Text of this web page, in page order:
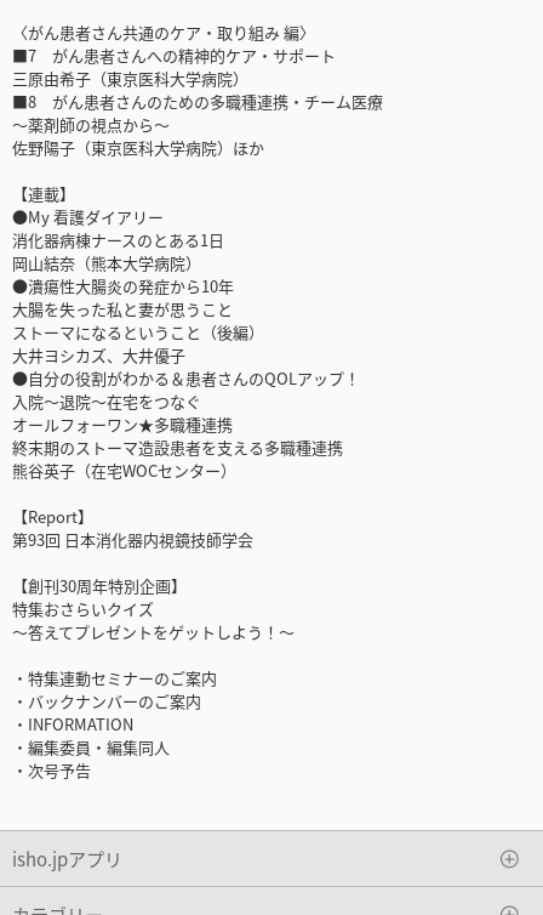
〈がん患者さん共通のケア・取り組み 編〉
■7 がん患者さんへの精神的ケア・サポート
三原由希子（東京医科大学病院）
■8 がん患者さんのための多職種連携・チーム医療
～薬剤師の視点から～
佐野陽子（東京医科大学病院）ほか
【連載】
●My 看護ダイアリー
消化器病棟ナースのとある1日
岡山結奈（熊本大学病院）
●潰瘍性大腸炎の発症から10年
大腸を失った私と妻が思うこと
ストーマになるということ（後編）
大井ヨシカズ、大井優子
●自分の役割がわかる＆患者さんのQOLアップ！
入院～退院～在宅をつなぐ
オールフォーワン★多職種連携
終末期のストーマ造設患者を支える多職種連携
熊谷英子（在宅WOCセンター）
【Report】
第93回 日本消化器内視鏡技師学会
【創刊30周年特別企画】
特集おさらいクイズ
～答えてプレゼントをゲットしよう！～
・特集連動セミナーのご案内
・バックナンバーのご案内
・INFORMATION
・編集委員・編集同人
・次号予告
isho.jpアプリ